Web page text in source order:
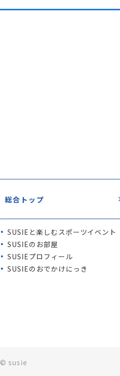
総合トップ
SUSIE と楽しむスポーツイベント
SUSIEのお部屋
SUSIEプロフィール
SUSIEのおでかけにっき
© susie